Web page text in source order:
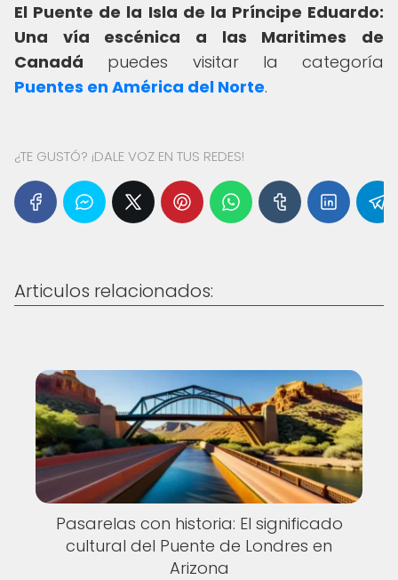
El Puente de la Isla de la Príncipe Eduardo:
Una vía escénica a las Maritimes de
Canadá puedes visitar la categoría
Puentes en América del Norte.
¿TE GUSTÓ? ¡DALE VOZ EN TUS REDES!
Articulos relacionados:
Pasarelas con historia: El significado
cultural del Puente de Londres en
Arizona